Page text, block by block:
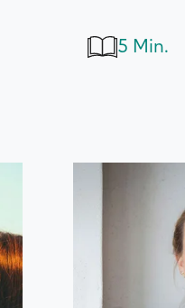
5 Min.